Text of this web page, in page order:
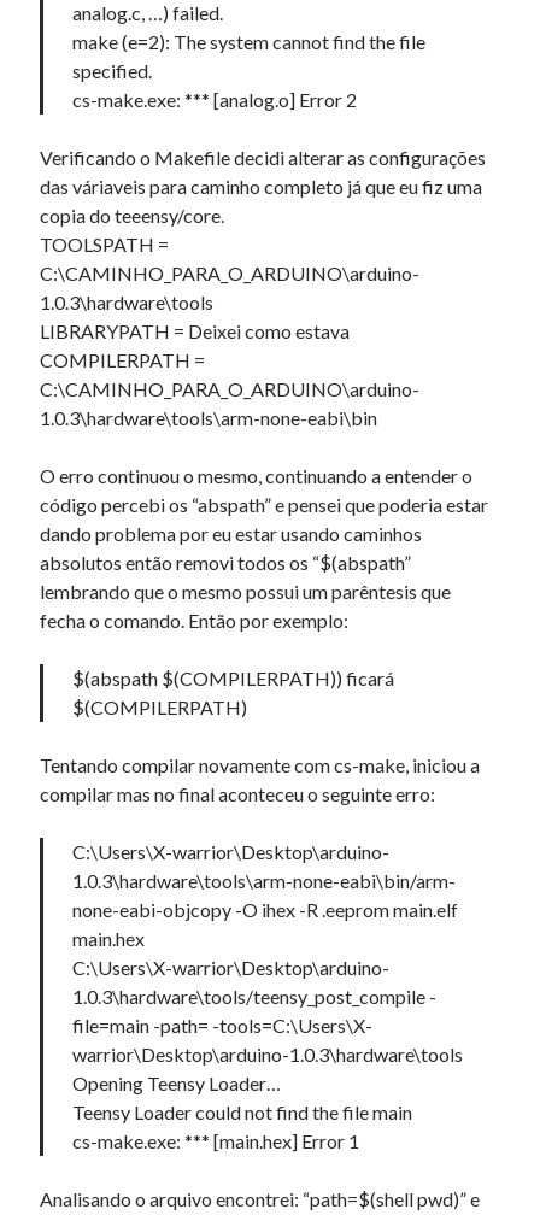
analog.c, …) failed.
make (e=2): The system cannot find the file
specified.
cs-make.exe: *** [analog.o] Error 2
Verificando o Makefile decidi alterar as configurações
das váriaveis para caminho completo já que eu fiz uma
copia do teeensy/core.
TOOLSPATH =
C:\CAMINHO_PARA_O_ARDUINO\arduino-
1.0.3\hardware\tools
LIBRARYPATH = Deixei como estava
COMPILERPATH =
C:\CAMINHO_PARA_O_ARDUINO\arduino-
1.0.3\hardware\tools\arm-none-eabi\bin
O erro continuou o mesmo, continuando a entender o
código percebi os “abspath” e pensei que poderia estar
dando problema por eu estar usando caminhos
absolutos então removi todos os “$(abspath”
lembrando que o mesmo possui um parêntesis que
fecha o comando. Então por exemplo:
$(abspath $(COMPILERPATH)) ficará
$(COMPILERPATH)
Tentando compilar novamente com cs-make, iniciou a
compilar mas no final aconteceu o seguinte erro:
C:\Users\X-warrior\Desktop\arduino-
1.0.3\hardware\tools\arm-none-eabi\bin/arm-
none-eabi-objcopy -O ihex -R .eeprom main.elf
main.hex
C:\Users\X-warrior\Desktop\arduino-
1.0.3\hardware\tools/teensy_post_compile -
file=main -path= -tools=C:\Users\X-
warrior\Desktop\arduino-1.0.3\hardware\tools
Opening Teensy Loader…
Teensy Loader could not find the file main
cs-make.exe: *** [main.hex] Error 1
Analisando o arquivo encontrei: “path=$(shell pwd)” e